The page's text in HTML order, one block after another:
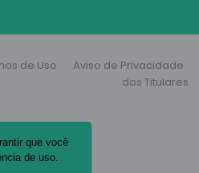
que você
de uso.
de Uso Aviso de Privacidade
dos Titulares